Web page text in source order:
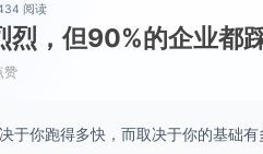
阅读
烈，但90%的企业都
赞
于你跑得多快，而取决于你的基础